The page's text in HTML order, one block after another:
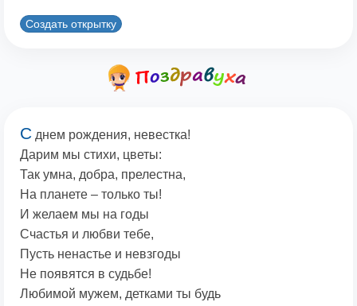
Создать открытку
С днем рождения, невестка!
Дарим мы стихи, цветы:
Так умна, добра, прелестна,
На планете – только ты!
И желаем мы на годы
Счастья и любви тебе,
Пусть ненастье и невзгоды
Не появятся в судьбе!
Любимой мужем, детками ты будь